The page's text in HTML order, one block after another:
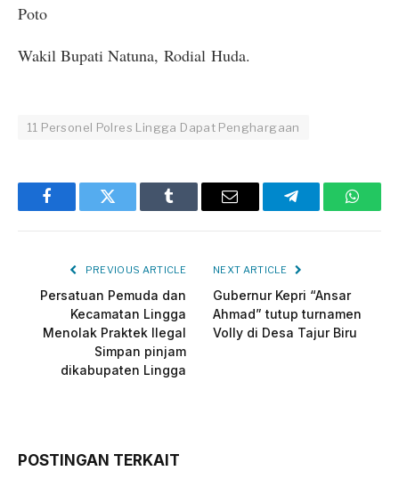
Poto
Wakil Bupati Natuna, Rodial Huda.
11 Personel Polres Lingga Dapat Penghargaan
FacebookTwitter Tumblr Email Telegram
PREVIOUS ARTICLE
Persatuan Pemuda dan
Kecamatan Lingga
Menolak Praktek Ilegal
Simpan pinjam
dikabupaten Lingga
NEXT ARTICLE
Gubernur Kepri “Ansar
Ahmad” tutup turnamen
Volly di Desa Tajur Biru
POSTINGAN TERKAIT